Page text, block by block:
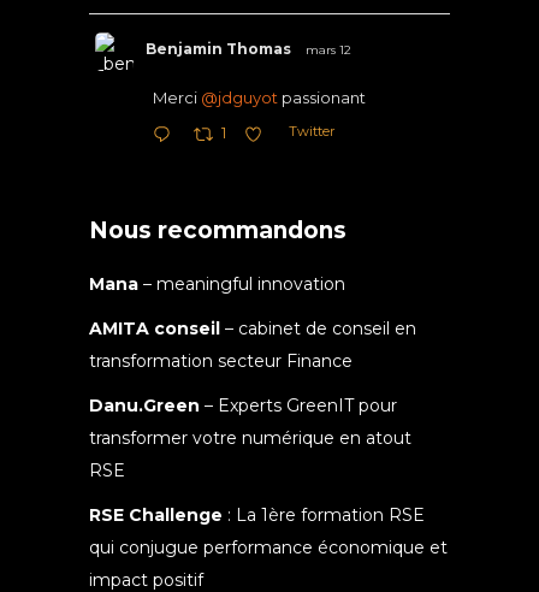
Benjamin Thomas mars 12
Merci @jdguyot passionant
1 Twitter
Nous recommandons
Mana – meaningful innovation
AMITA conseil – cabinet de conseil en
transformation secteur Finance
Danu.Green – Experts GreenIT pour
transformer votre numérique en atout
RSE
RSE Challenge : La 1ère formation RSE
qui conjugue performance économique et
impact positif